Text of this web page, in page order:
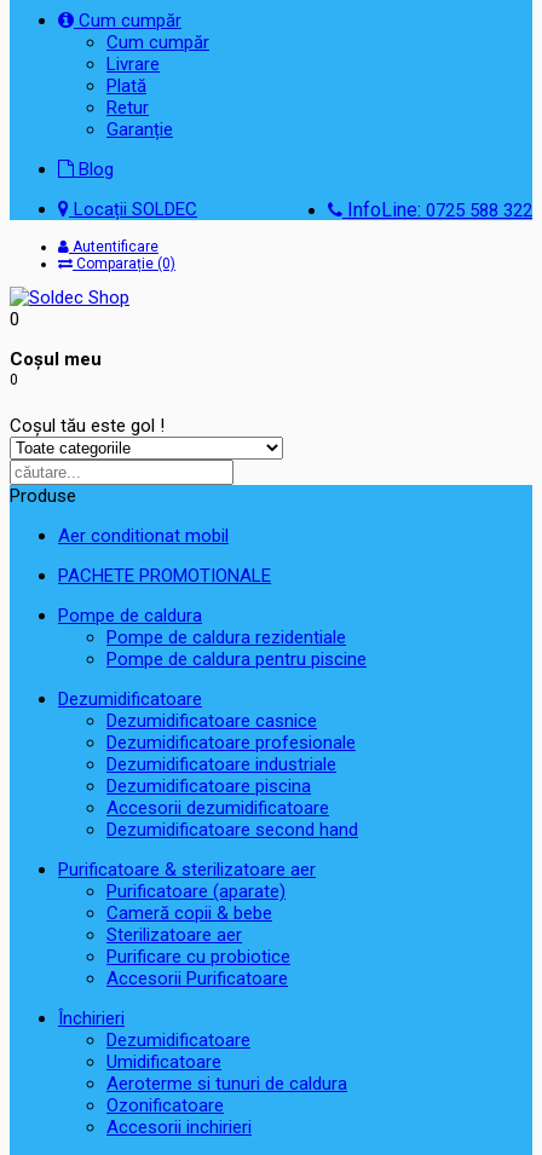
Cum cumpăr
Cum cumpăr
Livrare
Plată
Retur
Garanție
Blog
InfoLine: 0725 588 322
Locații SOLDEC
Autentificare
Comparație (0)
0
Coşul meu
0
Coșul tău este gol !
Produse
Aer conditionat mobil
PACHETE PROMOTIONALE
Pompe de caldura
Pompe de caldura rezidentiale
Pompe de caldura pentru piscine
Dezumidificatoare
Dezumidificatoare casnice
Dezumidificatoare profesionale
Dezumidificatoare industriale
Dezumidificatoare piscina
Accesorii dezumidificatoare
Dezumidificatoare second hand
Purificatoare & sterilizatoare aer
Purificatoare (aparate)
Cameră copii & bebe
Sterilizatoare aer
Purificare cu probiotice
Accesorii Purificatoare
Închirieri
Dezumidificatoare
Umidificatoare
Aeroterme si tunuri de caldura
Ozonificatoare
Accesorii inchirieri